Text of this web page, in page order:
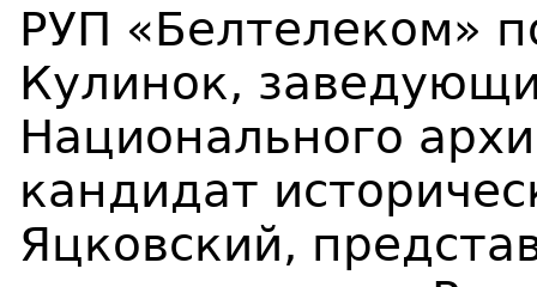
РУП «Белтелеком»
Кулинок,
Национального
кандидат
Яцковский,